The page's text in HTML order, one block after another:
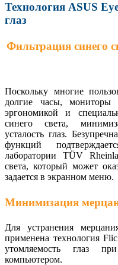
Технология ASUS
глаз
Фильтрация синего
Поскольку многие
долгие часы, мониторы
эргономикой и
синего света,
усталость глаз.
функций
лаборатории TÜV
света, который может
задается в экранном меню.
Минимизация
Для устранения
применена технология
утомляемость глаз
компьютером.